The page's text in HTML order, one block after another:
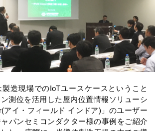
造現場でのIoTユースケースということ
測位を活用した屋内位置情報ソリューシ
アイ・フィールド インドア)」のユーザー
パンセミコンダクター様の事例をご紹介